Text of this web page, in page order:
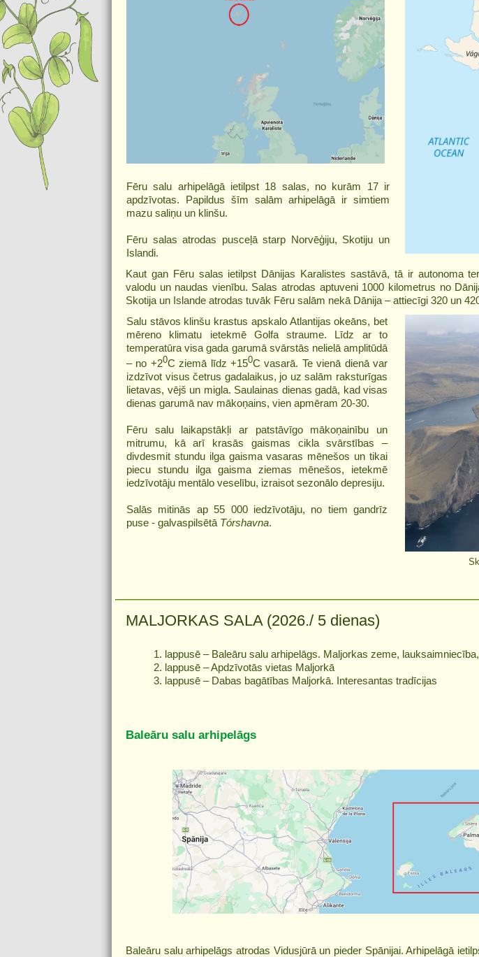
Fēru salu arhipelāgā ietilpst 18 salas, no kurām 17 ir
apdzīvotas. Papildus šīm salām arhipelāgā ir simtiem
mazu saliņu un klinšu.
Fēru salas atrodas pusceļā starp Norvēģiju, Skotiju un
Islandi.
Kaut gan Fēru salas ietilpst Dānijas Karalistes sastāvā, tā ir autonoma
valodu un naudas vienību. Salas atrodas aptuveni 1000 kilometrus no
Skotija un Islande atrodas tuvāk Fēru salām nekā Dānija – attiecīgi 320 un
Salu stāvos klinšu krastus apskalo Atlantijas okeāns, bet
mēreno klimatu ietekmē Golfa straume. Līdz ar to
temperatūra visa gada garumā svārstās nelielā amplitūdā
– no +20C ziemā līdz +150C vasarā. Te vienā dienā var
izdzīvot visus četrus gadalaikus, jo uz salām raksturīgas
lietavas, vējš un migla. Saulainas dienas gadā, kad visas
dienas garumā nav mākoņains, vien apmēram 20-30.
Fēru salu laikapstākļi ar patstāvīgo mākoņainību un
mitrumu, kā arī krasās gaismas cikla svārstības –
divdesmit stundu ilga gaisma vasaras mēnešos un tikai
piecu stundu ilga gaisma ziemas mēnešos, ietekmē
iedzīvotāju mentālo veselību, izraisot sezonālo depresiju.
Salās mitinās ap 55 000 iedzīvotāju, no tiem gandrīz
puse - galvaspilsētā Tórshavna.
MALJORKAS SALA (2026./ 5 dienas)
1. lappusē – Baleāru salu arhipelāgs. Maljorkas zeme,
2. lappusē – Apdzīvotās vietas Maljorkā
3. lappusē – Dabas bagātības Maljorkā. Interesantas tradīcijas
Baleāru salu arhipelāgs
Baleāru salu arhipelāgs atrodas Vidusjūrā un pieder Spānijai. Arhipelāgā